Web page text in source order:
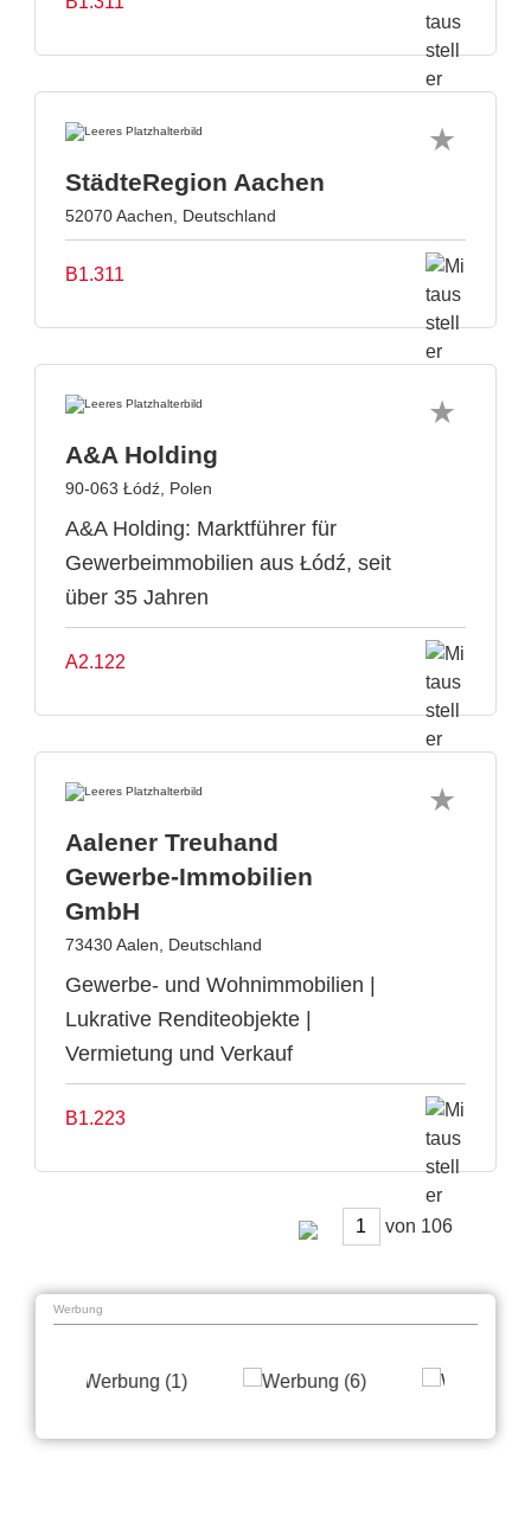
StädteRegion Aachen
52070 Aachen, Deutschland
B1.311
A&A Holding
90-063 Łódź, Polen
A&A Holding: Marktführer für
Gewerbeimmobilien aus Łódź, seit
über 35 Jahren
A2.122
Aalener Treuhand
Gewerbe-Immobilien
GmbH
73430 Aalen, Deutschland
Gewerbe- und Wohnimmobilien |
Lukrative Renditeobjekte |
Vermietung und Verkauf
B1.223
von
Werbung